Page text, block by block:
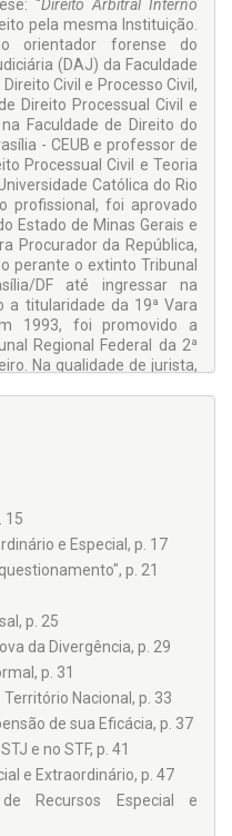
“Direito Arbitral Interno
pela mesma Instituição.
orientador forense do
(DAJ) da Faculdade
Civil e Processo Civil,
Direito Processual Civil e
Faculdade de Direito do
- CEUB e professor de
Processual Civil e Teoria
Católica do Rio
profissional, foi aprovado
Estado de Minas Gerais e
Procurador da República,
perante o extinto Tribunal
DF até ingressar na
a titularidade da 19ª Vara
1993, foi promovido a
Regional Federal da 2ª
Na qualidade de jurista,
palestras e ministra
participando inclusive de
Civil da Faculdade
autor é, ainda, membro
de Direito Processual -
15
e Especial, p. 17
p. 21
p. 25
da Divergência, p. 29
p. 31
Nacional, p. 33
de sua Eficácia, p. 37
e no STF, p. 41
e Extraordinário, p. 47
Recursos Especial e